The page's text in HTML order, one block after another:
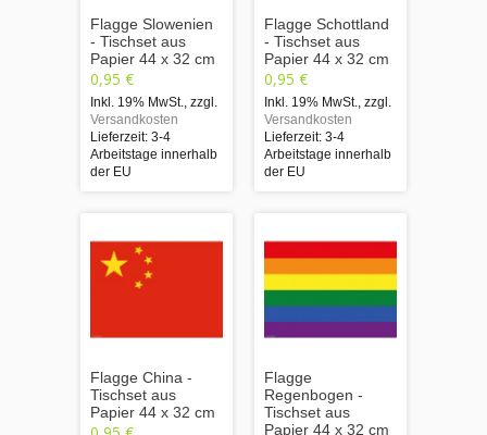
Flagge Slowenien
- Tischset aus
Papier 44 x 32 cm
0,95 €
Inkl. 19% MwSt. zzgl.
Versandkosten
Lieferzeit: 3-4
Arbeitstage innerhalb
der EU
Flagge Schottland
- Tischset aus
Papier 44 x 32 cm
0,95 €
Inkl. 19% MwSt. zzgl.
Versandkosten
Lieferzeit: 3-4
Arbeitstage innerhalb
der EU
Flagge China -
Tischset aus
Papier 44 x 32 cm
Flagge
Regenbogen -
Tischset aus
Papier 44 x 32 cm